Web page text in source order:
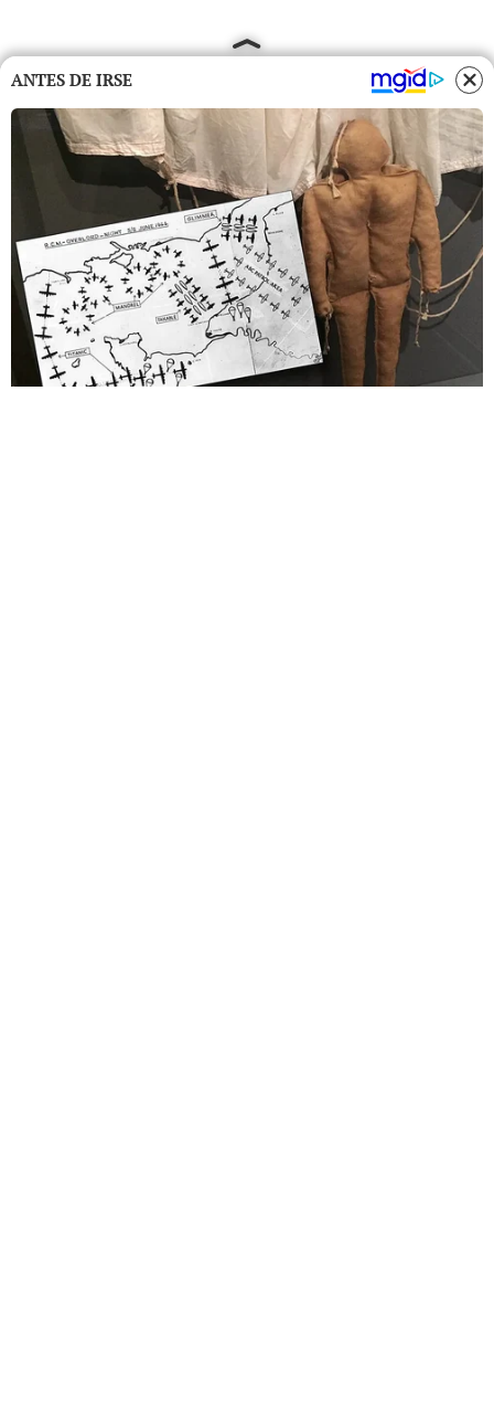
ANTES DE IRSE